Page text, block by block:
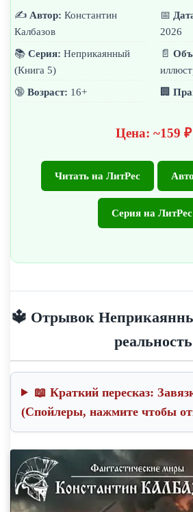
✍️ Автор: Константин
Калбазов
📚 Серия: Неприкаянный
(Книга 5)
🔞 Возраст: 16+
📅
2026
📄
🏢
Цена: ~159 ₽
Читать на ЛитРес
Серия на ЛитРес
🔱 Отрывок
реальность
📖 Краткий пересказ:
(Спойлеры, нажмите чтобы